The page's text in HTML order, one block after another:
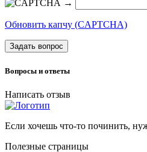
→
Обновить капчу (CAPTCHA)
Задать вопрос
Вопросы и ответы
Написать отзыв
Если хочешь что-то починить,
Полезные страницы